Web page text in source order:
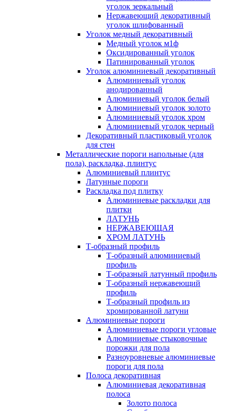
уголок зеркальный
Нержавеющий декоративный
уголок шлифованный
Уголок медный декоративный
Медный уголок м1ф
Оксидированный уголок
Патинированный уголок
Уголок алюминиевый декоративный
Алюминиевый уголок
анодированный
Алюминиевый уголок белый
Алюминиевый уголок золото
Алюминиевый уголок хром
Алюминиевый уголок черный
Декоративный пластиковый уголок
для стен
Металлические пороги напольные (для
пола), раскладка, плинтус
Алюминиевый плинтус
Латунные пороги
Раскладка под плитку
Алюминиевые раскладки для
плитки
ЛАТУНЬ
НЕРЖАВЕЮЩАЯ
ХРОМ ЛАТУНЬ
Т-образный профиль
Т-образный алюминиевый
профиль
Т-образный латунный профиль
Т-образный нержавеющий
профиль
Т-образный профиль из
хромированной латуни
Алюминиевые пороги
Алюминиевые пороги угловые
Алюминиевые стыковочные
порожки для пола
Разноуровневые алюминиевые
пороги для пола
Полоса декоративная
Алюминиевая декоративная
полоса
Золото полоса